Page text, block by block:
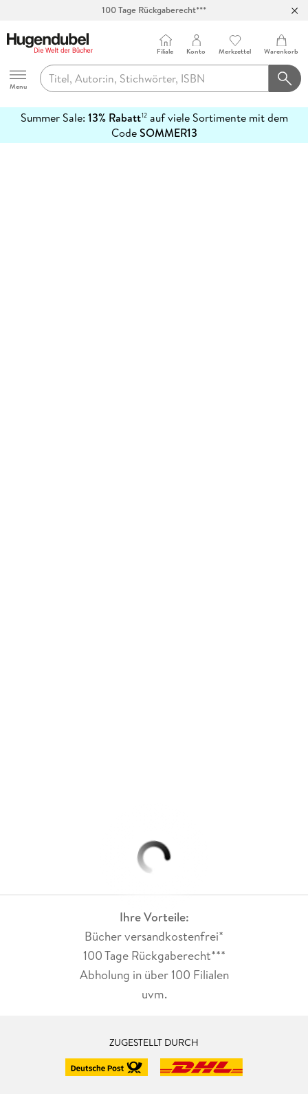
100 Tage Rückgaberecht***
Hugendubel
Menu
Filiale Konto Merkzettel Warenkorb
Summer Sale: 13% Rabatt12auf viele Sortimente mit dem
CodeSOMMER13
erfahren
Ihre Vorteile:
Bücher versandkostenfrei*
100 Tage Rückgaberecht***
Abholung in über 100 Filialen
uvm.
ZUGESTELLT DURCH